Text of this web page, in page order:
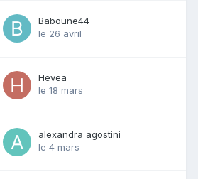
Baboune44
le 26 avril
Hevea
le 18 mars
alexandra agostini
le 4 mars